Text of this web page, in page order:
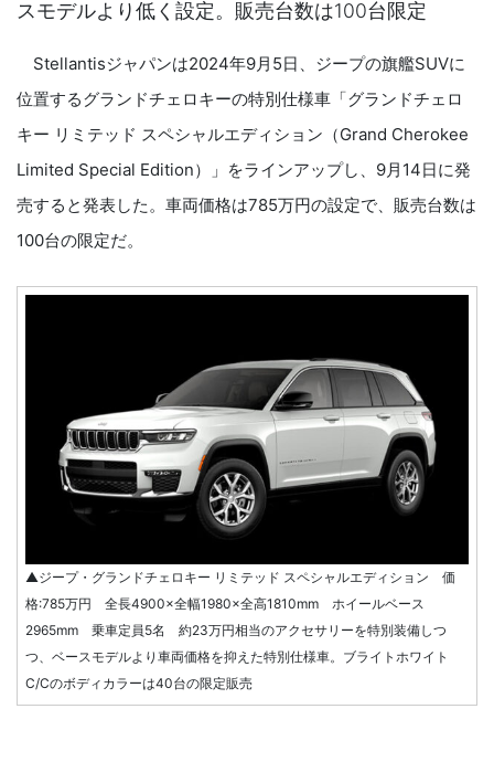
スモデルより低く設定。販売台数は100台限定
Stellantisジャパンは2024年9月5日、ジープの旗艦SUVに
位置するグランドチェロキーの特別仕様車「グランドチェロ
キー リミテッド スペシャルエディション（Grand Cherokee
Limited Special Edition）」をラインアップし、9月14日に発
売すると発表した。車両価格は785万円の設定で、販売台数は
100台の限定だ。
▲ジープ・グランドチェロキー リミテッド スペシャルエディション 価
格:785万円 全長4900×全幅1980×全高1810mm ホイールベース
2965mm 乗車定員5名 約23万円相当のアクセサリーを特別装備しつ
つ、ベースモデルより車両価格を抑えた特別仕様車。ブライトホワイト
C/Cのボディカラーは40台の限定販売